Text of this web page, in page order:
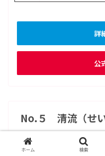
詳
公
No.５ 清流（せ
ホーム 検索